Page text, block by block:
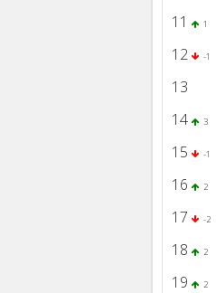
11
1
12
-1
13
14
3
15
-1
16
2
17
-2
18
2
19
2